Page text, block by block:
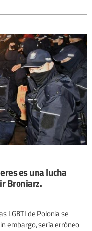
es una lucha
Broniarz.
LGBTI de Polonia se
embargo, sería erróneo